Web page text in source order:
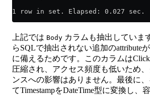
1 row in set. Elapsed: 0.027 sec.
上記では Body カラムも抽出していま
らSQLで抽出されない追加のattribute
に備えるためです。このカラムは
圧縮され、アクセス頻度も低いため
ンスへの影響はありません。最後に
てTimestampをDateTime型に変換し、